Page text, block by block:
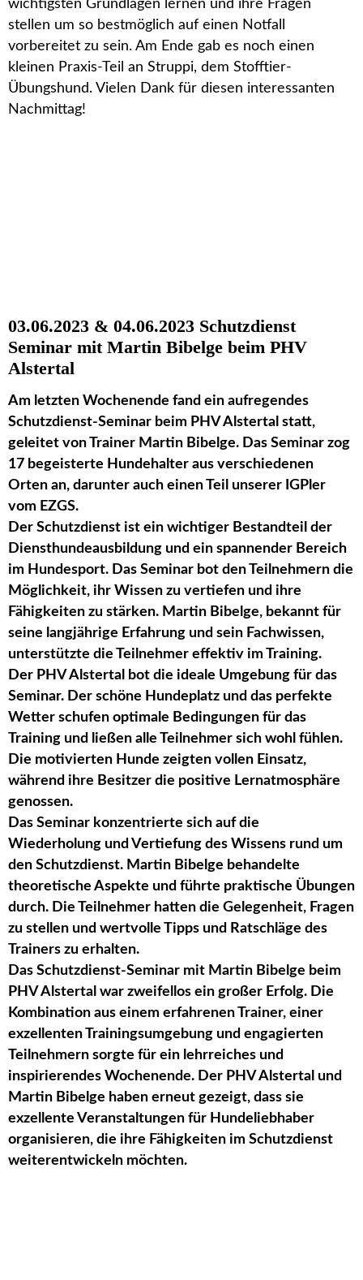
wichtigsten Grundlagen lernen und ihre Fragen
stellen um so bestmöglich auf einen Notfall
vorbereitet zu sein. Am Ende gab es noch einen
kleinen Praxis-Teil an Struppi, dem Stofftier-
Übungshund. Vielen Dank für diesen interessanten
Nachmittag!
03.06.2023 & 04.06.2023 Schutzdienst
Seminar mit Martin Bibelge beim PHV
Alstertal
Am letzten Wochenende fand ein aufregendes
Schutzdienst-Seminar beim PHV Alstertal statt,
geleitet von Trainer Martin Bibelge. Das Seminar zog
17 begeisterte Hundehalter aus verschiedenen
Orten an, darunter auch einen Teil unserer IGPler
vom EZGS.
Der Schutzdienst ist ein wichtiger Bestandteil der
Diensthundeausbildung und ein spannender Bereich
im Hundesport. Das Seminar bot den Teilnehmern die
Möglichkeit, ihr Wissen zu vertiefen und ihre
Fähigkeiten zu stärken. Martin Bibelge, bekannt für
seine langjährige Erfahrung und sein Fachwissen,
unterstützte die Teilnehmer effektiv im Training.
Der PHV Alstertal bot die ideale Umgebung für das
Seminar. Der schöne Hundeplatz und das perfekte
Wetter schufen optimale Bedingungen für das
Training und ließen alle Teilnehmer sich wohl fühlen.
Die motivierten Hunde zeigten vollen Einsatz,
während ihre Besitzer die positive Lernatmosphäre
genossen.
Das Seminar konzentrierte sich auf die
Wiederholung und Vertiefung des Wissens rund um
den Schutzdienst. Martin Bibelge behandelte
theoretische Aspekte und führte praktische Übungen
durch. Die Teilnehmer hatten die Gelegenheit, Fragen
zu stellen und wertvolle Tipps und Ratschläge des
Trainers zu erhalten.
Das Schutzdienst-Seminar mit Martin Bibelge beim
PHV Alstertal war zweifellos ein großer Erfolg. Die
Kombination aus einem erfahrenen Trainer, einer
exzellenten Trainingsumgebung und engagierten
Teilnehmern sorgte für ein lehrreiches und
inspirierendes Wochenende. Der PHV Alstertal und
Martin Bibelge haben erneut gezeigt, dass sie
exzellente Veranstaltungen für Hundeliebhaber
organisieren, die ihre Fähigkeiten im Schutzdienst
weiterentwickeln möchten.